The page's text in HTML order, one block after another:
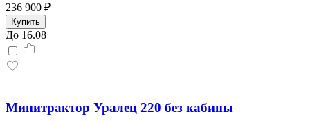
236 900 ₽
Купить
До 16.08
Минитрактор Уралец 220 без кабины